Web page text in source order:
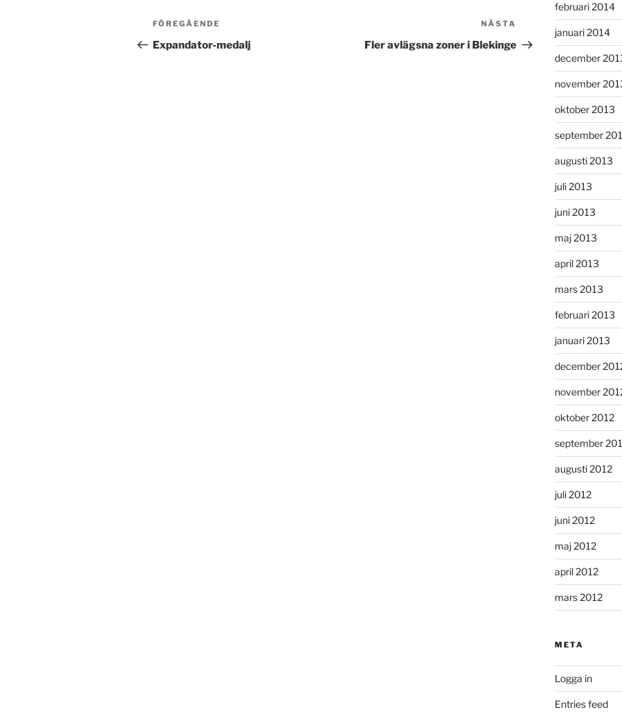
Post
navigation
Föregående
inlägg
FÖREGÅENDE
Expandator-medalj
inlägg
NÄSTA
Fler avlägsna zoner i Blekinge
februari 2014
januari 2014
december
november
oktober 2013
september
augusti 2013
juli 2013
juni 2013
maj 2013
april 2013
mars 2013
februari 2013
januari 2013
december
november
oktober 2012
september
augusti 2012
juli 2012
juni 2012
maj 2012
april 2012
mars 2012
META
Logga in
Entries feed